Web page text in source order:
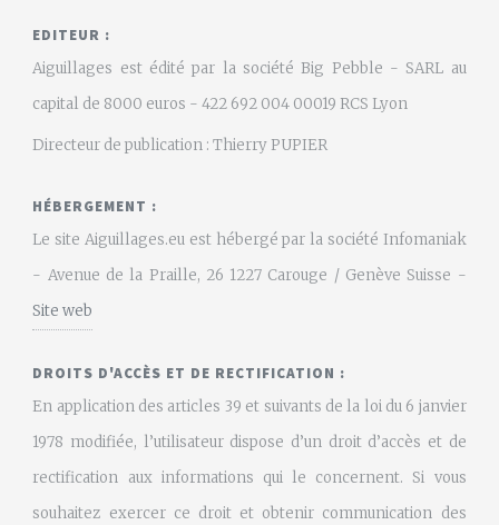
EDITEUR :
Aiguillages est édité par la société Big Pebble - SARL au
capital de 8000 euros - 422 692 004 00019 RCS Lyon
Directeur de publication : Thierry PUPIER
HÉBERGEMENT :
Le site Aiguillages.eu est hébergé par la société Infomaniak
- Avenue de la Praille, 26 1227 Carouge / Genève Suisse -
Site web
DROITS D'ACCÈS ET DE RECTIFICATION :
En application des articles 39 et suivants de la loi du 6 janvier
1978 modifiée, l’utilisateur dispose d’un droit d’accès et de
rectification aux informations qui le concernent. Si vous
souhaitez exercer ce droit et obtenir communication des